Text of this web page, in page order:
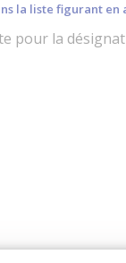
la liste figurant en
pour la